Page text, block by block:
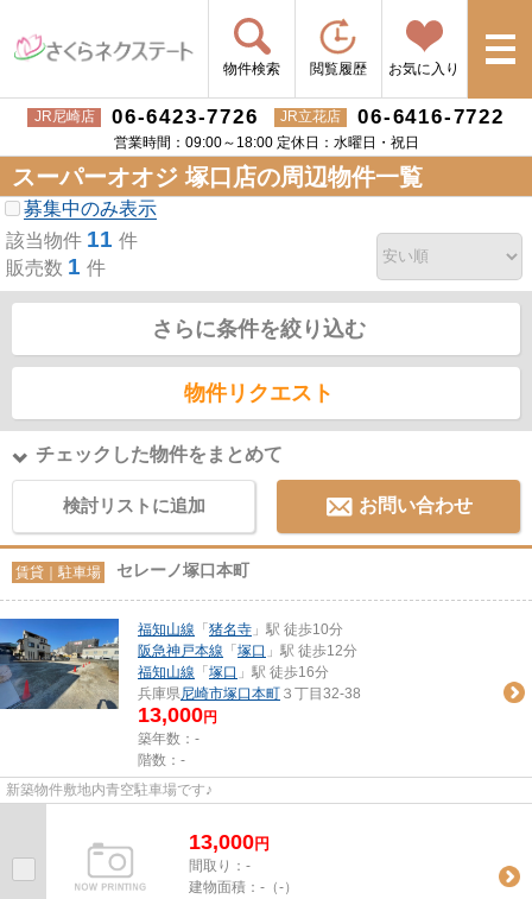
物件検索 閲覧履歴 お気に入り
JR尼崎店 06-6423-7726 JR立花店 06-6416-7722
営業時間：09:00～18:00 定休日：水曜日・祝日
スーパーオオジ 塚口店の周辺物件一覧
募集中のみ表示
該当物件 11 件
販売数 1 件
さらに条件を絞り込む
物件リクエスト
チェックした物件をまとめて
検討リストに追加 お問い合わせ
賃貸｜駐車場 セレーノ塚口本町
福知山線 「 猪名寺 」駅 徒歩10分
阪急神戸本線 「 塚口 」駅 徒歩12分
福知山線 「 塚口 」駅 徒歩16分
兵庫県尼崎市塚口本町 ３丁目32-38
13,000円
築年数：-
階数：-
新築物件敷地内青空駐車場です♪
13,000円
間取り：-
建物面積： -（-）